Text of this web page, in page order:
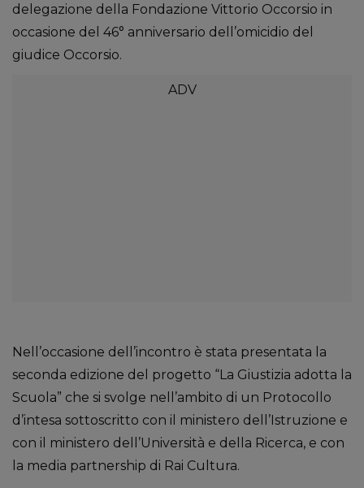
delegazione della Fondazione Vittorio Occorsio in
occasione del 46° anniversario dell’omicidio del
giudice Occorsio.
Nell’occasione dell’incontro è stata presentata la
seconda edizione del progetto “La Giustizia adotta la
Scuola” che si svolge nell’ambito di un Protocollo
d’intesa sottoscritto con il ministero dell’Istruzione e
con il ministero dell’Università e della Ricerca, e con
la media partnership di Rai Cultura.